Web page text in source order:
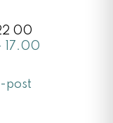
00
17.00
post